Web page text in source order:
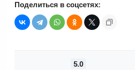
Поделиться в соцсетях:
5.0